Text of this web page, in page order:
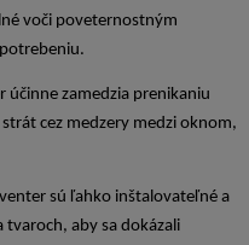
voči poveternostným
účinne zamedzia prenikaniu
cez medzery medzi oknom,
sú ľahko inštalovateľné a
tvaroch, aby sa dokázali